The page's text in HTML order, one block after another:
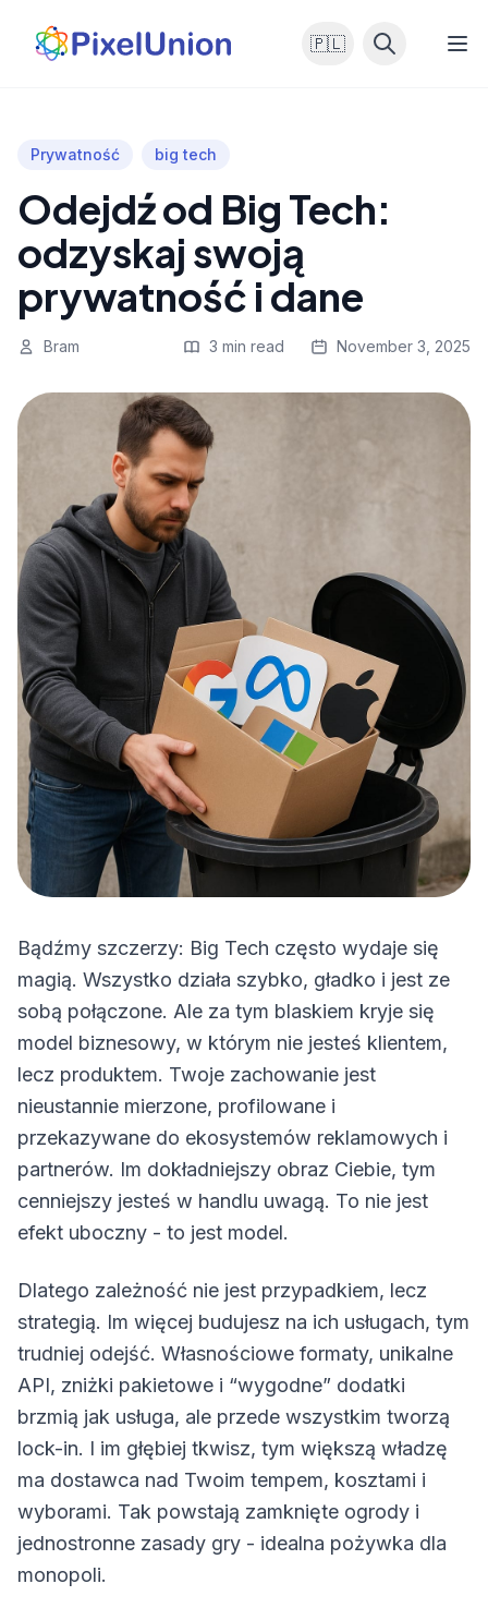
🇵🇱
Prywatność big tech
Odejdź od Big Tech:
odzyskaj swoją
prywatność i dane
Bram 3 min read November 3, 2025
Bądźmy szczerzy: Big Tech często wydaje się
magią. Wszystko działa szybko, gładko i jest ze
sobą połączone. Ale za tym blaskiem kryje się
model biznesowy, w którym nie jesteś klientem,
lecz produktem. Twoje zachowanie jest
nieustannie mierzone, profilowane i
przekazywane do ekosystemów reklamowych i
partnerów. Im dokładniejszy obraz Ciebie, tym
cenniejszy jesteś w handlu uwagą. To nie jest
efekt uboczny - to jest model.
Dlatego zależność nie jest przypadkiem, lecz
strategią. Im więcej budujesz na ich usługach, tym
trudniej odejść. Własnościowe formaty, unikalne
API, zniżki pakietowe i “wygodne” dodatki
brzmią jak usługa, ale przede wszystkim tworzą
lock-in. I im głębiej tkwisz, tym większą władzę
ma dostawca nad Twoim tempem, kosztami i
wyborami. Tak powstają zamknięte ogrody i
jednostronne zasady gry - idealna pożywka dla
monopoli.